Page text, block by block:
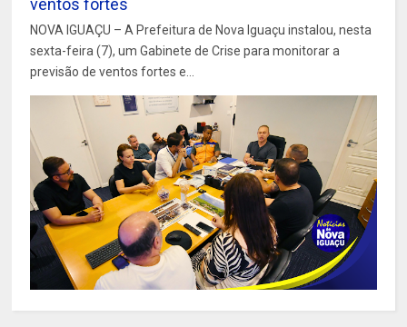
NOVA IGUAÇU – A Prefeitura de Nova Iguaçu instalou, nesta
sexta-feira (7), um Gabinete de Crise para monitorar a
previsão de ventos fortes e...